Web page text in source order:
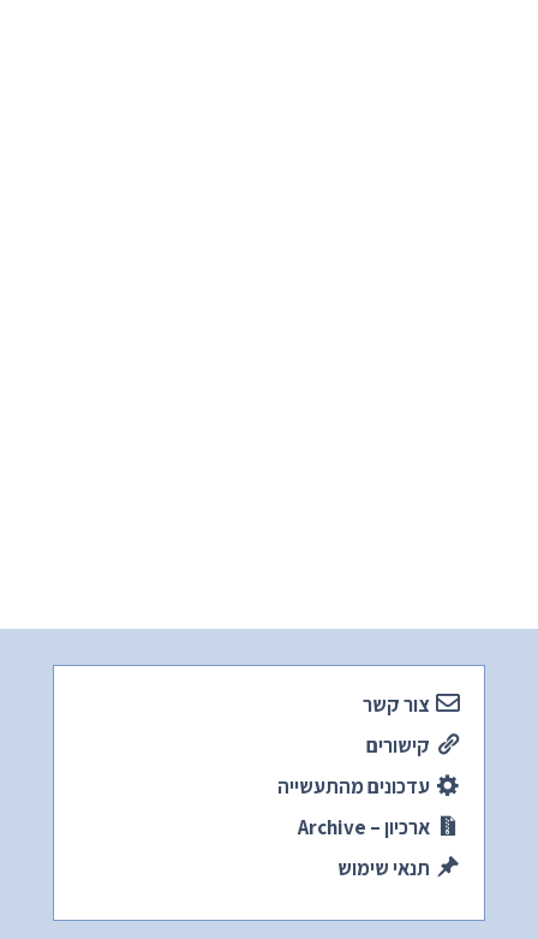
צור קשר
קישורים
עדכונים מהתעשייה
ארכיון – Archive
תנאי שימוש